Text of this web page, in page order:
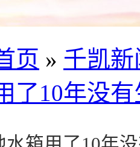
页 » 千凯
了10年没